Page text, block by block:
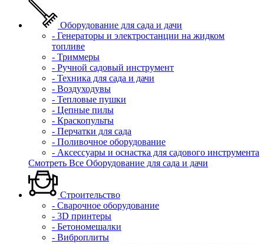
Оборудование для сада и дачи
- Генераторы и электростанции на жидком
топливе
- Триммеры
- Ручной садовый инструмент
- Техника для сада и дачи
- Воздуходувы
- Тепловые пушки
- Цепные пилы
- Краскопульты
- Перчатки для сада
- Поливочное оборудование
- Аксессуары и оснастка для садового инструмента
Смотреть Все Оборудование для сада и дачи
Строительство
- Сварочное оборудование
- 3D принтеры
- Бетономешалки
- Виброплиты